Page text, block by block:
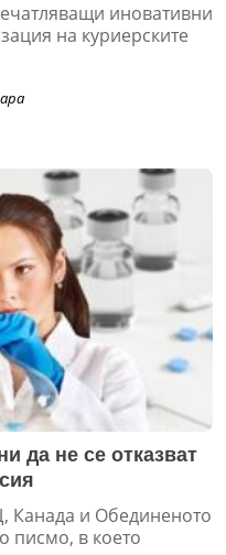
иновативни
на куриерските
да не се отказват
Канада и Обединеното
писмо, в което